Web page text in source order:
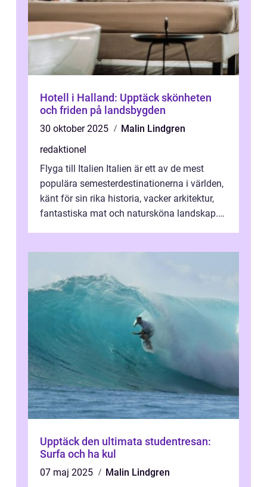
Hotell i Halland: Upptäck skönheten
och friden på landsbygden
30 oktober 2025
Malin Lindgren
redaktionel
Flyga till Italien Italien är ett av de mest
populära semesterdestinationerna i världen,
känt för sin rika historia, vacker arkitektur,
fantastiska mat och natursköna landskap.
Upptäck den ultimata studentresan:
Surfa och ha kul
07 maj 2025
Malin Lindgren